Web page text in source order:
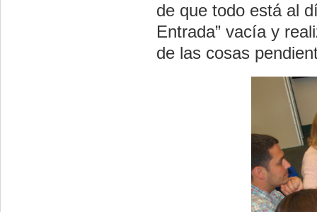
de que todo está al
Entrada” vacía y
de las cosas